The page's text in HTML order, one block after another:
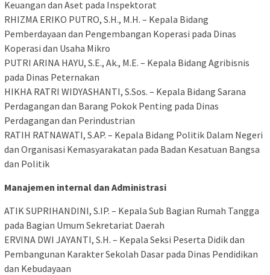
Keuangan dan Aset pada Inspektorat
​RHIZMA ERIKO PUTRO, S.H., M.H. – Kepala Bidang
Pemberdayaan dan Pengembangan Koperasi pada Dinas
Koperasi dan Usaha Mikro
​PUTRI ARINA HAYU, S.E., Ak., M.E. – Kepala Bidang Agribisnis
pada Dinas Peternakan
​HIKHA RATRI WIDYASHANTI, S.Sos. – Kepala Bidang Sarana
Perdagangan dan Barang Pokok Penting pada Dinas
Perdagangan dan Perindustrian
​RATIH RATNAWATI, S.AP. – Kepala Bidang Politik Dalam Negeri
dan Organisasi Kemasyarakatan pada Badan Kesatuan Bangsa
dan Politik
Manajemen internal dan Administrasi
​ATIK SUPRIHANDINI, S.IP. – Kepala Sub Bagian Rumah Tangga
pada Bagian Umum Sekretariat Daerah
​ERVINA DWI JAYANTI, S.H. – Kepala Seksi Peserta Didik dan
Pembangunan Karakter Sekolah Dasar pada Dinas Pendidikan
dan Kebudayaan